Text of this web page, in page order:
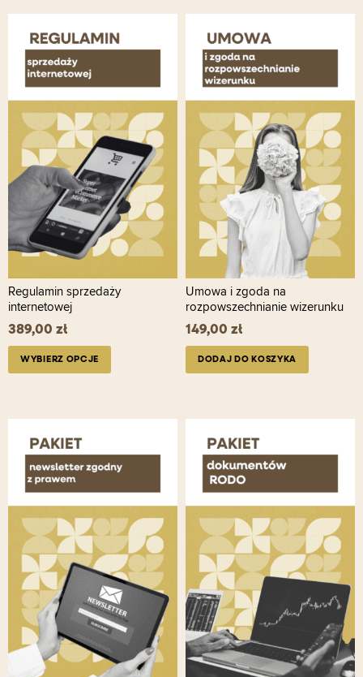
Regulamin sprzedaży
internetowej
389,00 zł
WYBIERZ OPCJE
Ten
produkt
wiele
wariantów.
Opcje
można
wybrać
stronie
produktu
Umowa i zgoda na
rozpowszechnianie wizerunku
149,00 zł
DODAJ DO KOSZYKA